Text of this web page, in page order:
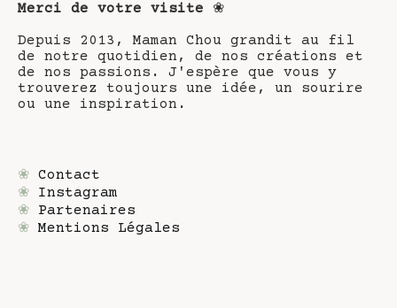
Merci de votre visite ❀
Depuis 2013, Maman Chou grandit au fil
de notre quotidien, de nos créations et
de nos passions. J'espère que vous y
trouverez toujours une idée, un sourire
ou une inspiration.
❀ Contact
❀ Instagram
❀ Partenaires
❀ Mentions Légales